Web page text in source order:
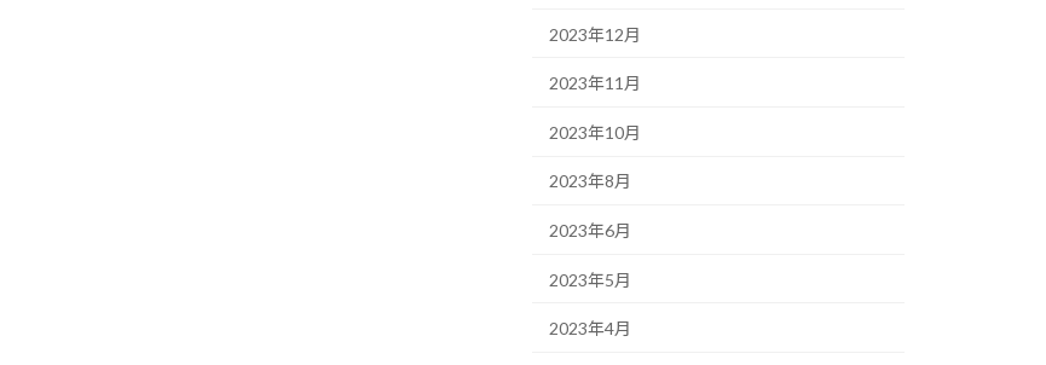
2023年12月
2023年11月
2023年10月
2023年8月
2023年6月
2023年5月
2023年4月